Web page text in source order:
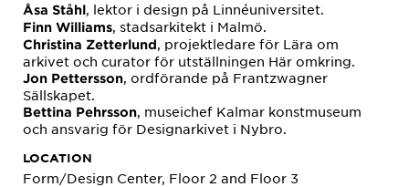
Åsa Ståhl, lektor i design på Linnéuniversitet.
Finn Williams, stadsarkitekt i Malmö.
Christina Zetterlund, projektledare för Lära om
arkivet och curator för utställningen Här omkring.
Jon Pettersson, ordförande på Frantzwagner
Sällskapet.
Bettina Pehrsson, museichef Kalmar konstmuseum
och ansvarig för Designarkivet i Nybro.
LOCATION
Form/Design Center, Floor 2 and Floor 3